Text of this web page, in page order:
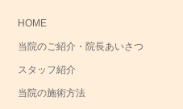
HOME
当院のご紹介・院長あいさつ
スタッフ紹介
当院の施術方法